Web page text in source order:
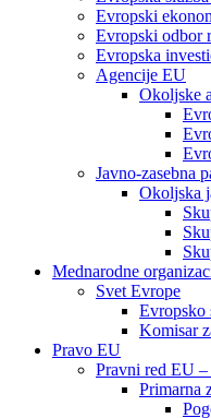
Evropski
Evropski odbor
Evropska
Agencije EU
Okoljske
Javno-zasebna
Okoljska
Mednarodne
Svet Evrope
Evropsko
Komisar
Pravo EU
Pravni red EU –
Primarna